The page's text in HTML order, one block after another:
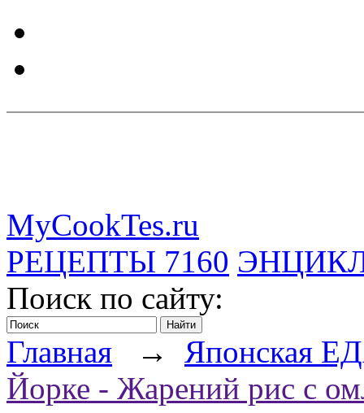
MyCookTes.ru
РЕЦЕПТЫ 7160
Поиск по сайту:
Главная → Японская
Йорке - Жарений рис с